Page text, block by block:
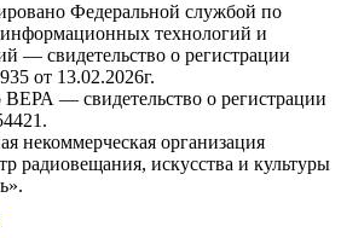
Федеральной службой по
информационных технологий и
— свидетельство о регистрации
от 13.02.2026г.
ВЕРА — свидетельство о регистрации
некоммерческая организация
радиовещания, искусства и культуры